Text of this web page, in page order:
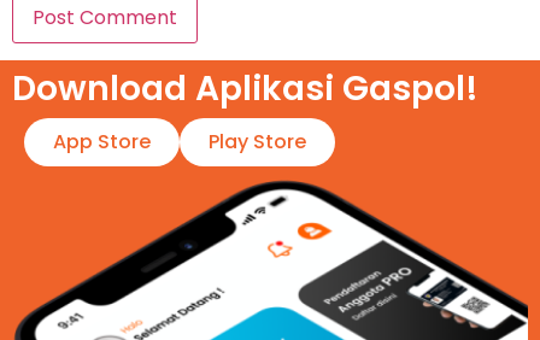
Download Aplikasi Gaspol!​
App Store Play Store